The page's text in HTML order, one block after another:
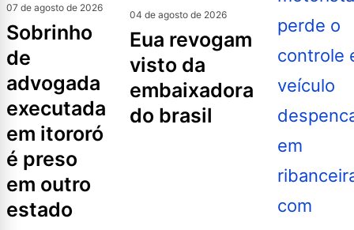
07 de agosto de 2026
sobrinho
de
advogada
executada
em itororó
é preso
em outro
estado
04 de agosto de 2026
eua revogam
visto da
embaixadora
do brasil